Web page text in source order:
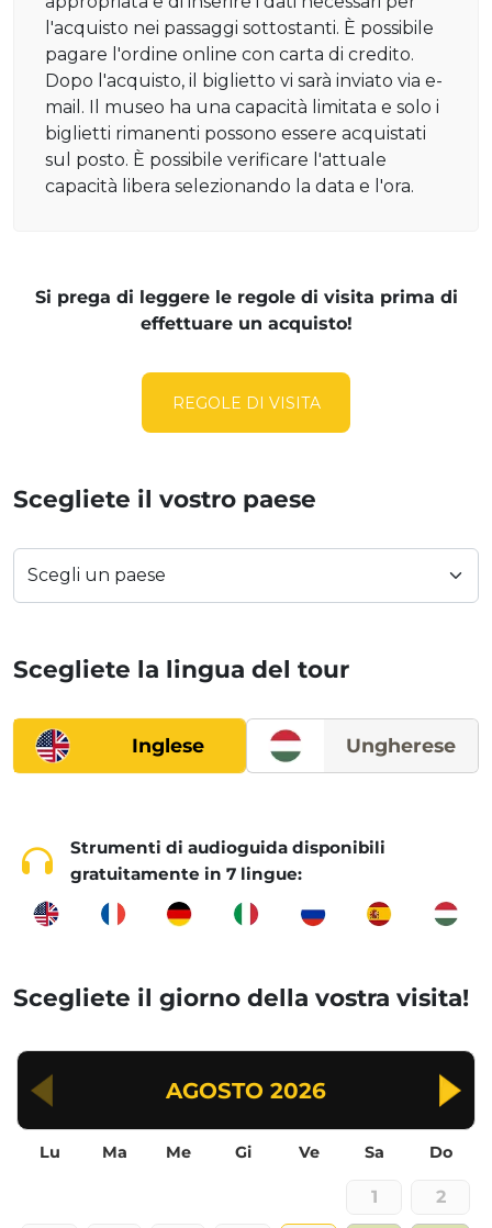
l'acquisto nei passaggi sottostanti. È possibile
pagare l'ordine online con carta di credito.
Dopo l'acquisto, il biglietto vi sarà inviato via e-
mail. Il museo ha una capacità limitata e solo i
biglietti rimanenti possono essere acquistati
sul posto. È possibile verificare l'attuale
capacità libera selezionando la data e l'ora.
Si prega di leggere le regole di visita prima di
effettuare un acquisto!
REGOLE DI VISITA
Scegliete il vostro paese
Scegliete la lingua del tour
Inglese Ungherese
Strumenti di audioguida disponibili
gratuitamente in 7 lingue:
Scegliete il giorno della vostra visita!
AGOSTO 2026
Lu Ma Me Gi Ve Sa Do
1 2